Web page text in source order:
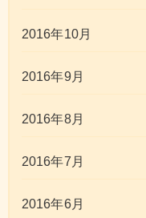
2016年10月
2016年9月
2016年8月
2016年7月
2016年6月